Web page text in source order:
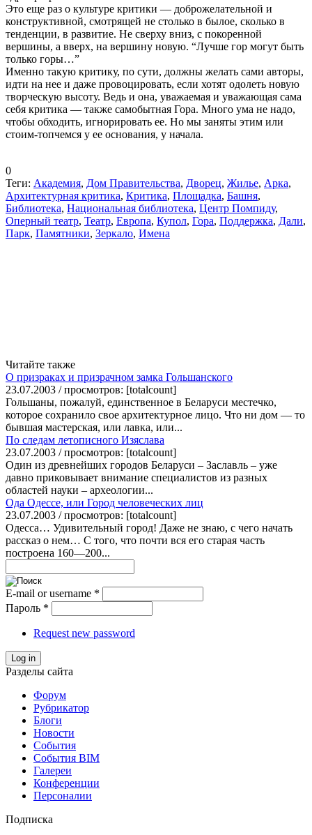
Это еще раз о культуре критики — доброжелательной и
конструктивной, смотрящей не столько в былое, сколько в
тенденции, в развитие. Не сверху вниз, с покоренной
вершины, а вверх, на вершину новую. “Лучше гор могут быть
только горы…”
Именно такую критику, по сути, должны желать сами авторы,
идти на нее и даже провоцировать, если хотят одолеть новую
творческую высоту. Ведь и она, уважаемая и уважающая сама
себя критика — также самобытная Гора. Много ума не надо,
чтобы обходить, игнорировать ее. Но мы заняты этим или
стоим-топчемся у ее основания, у начала.
0
Теги: Академия, Дом Правительства, Дворец, Жилье, Арка,
Архитектурная критика, Критика, Площадка, Башня,
Библиотека, Национальная библиотека, Центр Помпиду,
Оперный театр, Театр, Европа, Купол, Гора, Поддержка, Дали,
Парк, Памятники, Зеркало, Имена
Читайте также
О призраках и призрачном замка Гольшанского
23.07.2003 / просмотров: [totalcount]
Гольшаны, пожалуй, единственное в Беларуси местечко,
которое сохранило свое архитектурное лицо. Что ни дом — то
бывшая мастерская, или лавка, или...
По следам летописного Изяслава
23.07.2003 / просмотров: [totalcount]
Один из древнейших городов Беларуси – Заславль – уже
давно приковывает внимание специалистов из разных
областей науки – археологии...
Ода Одессе, или Город человеческих лиц
23.07.2003 / просмотров: [totalcount]
Одесса… Удивительный город! Даже не знаю, с чего начать
рассказ о нем… С того, что почти вся его старая часть
построена 160—200...
E-mail or username *
Пароль *
Request new password
Log in
Разделы сайта
Форум
Рубрикатор
Блоги
Новости
События
События BIM
Галереи
Конференции
Персоналии
Подписка